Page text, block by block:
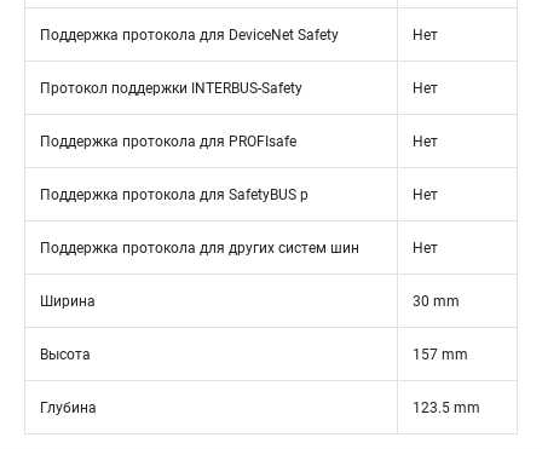
Поддержка протокола для DeviceNet Safety Нет
Протокол поддержки INTERBUS-Safety Нет
Поддержка протокола для PROFIsafe Нет
Поддержка протокола для SafetyBUS p Нет
Поддержка протокола для других систем шин Нет
Ширина 30 mm
Высота 157 mm
Глубина 123.5 mm